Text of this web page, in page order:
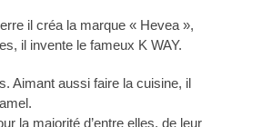
il créa la marque « Hevea »,
il invente le fameux K WAY.
Aimant aussi faire la cuisine, il
la majorité d’entre elles, de leur